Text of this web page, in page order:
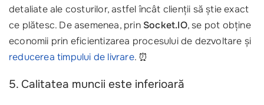
detaliate ale costurilor, astfel încât clienții să știe exact
ce plătesc. De asemenea, prin Socket.IO, se pot obține
economii prin eficientizarea procesului de dezvoltare și
reducerea timpului de livrare. ⏰
5. Calitatea muncii este inferioară